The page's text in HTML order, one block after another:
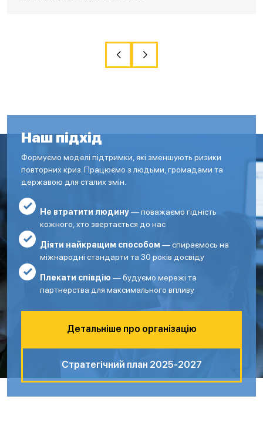
Наш підхід
Формуємо моделі підтримки, які зменшують ризики
повторних криз. Працюємо з людьми, громадами та
державою для сталих змін.
Не втратити людину— поважаємо гідність
кожного, хто звертається до нас
Діяти найкращим способом — спираємось на
міжнародні стандарти та 30 років досвіду
Плекати співдію — будуємо мережі та
партнерства для максимального впливу
Детальніше про організацію
Стратегічний план 2025-2027